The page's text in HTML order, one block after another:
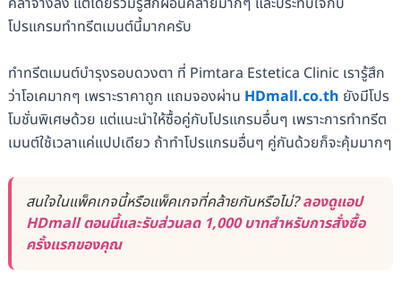
โปรแกรมทำทรีตเมนต์นี้มากครับ
ทำทรีตเมนต์บำรุงรอบดวงตา ที่ Pimtara Estetica Clinic เรารู้สึก
ว่าโอเคมากๆ เพราะราคาถูก แถมจองผ่าน HDmall.co.th ยังมีโปร
โมชั่นพิเศษด้วย แต่แนะนำให้ซื้อคู่กับโปรแกรมอื่นๆ เพราะการทำทรีต
เมนต์ใช้เวลาแค่แปปเดียว ถ้าทำโปรแกรมอื่นๆ คู่กันด้วยก็จะคุ้มมากๆ
สนใจในแพ็คเกจนี้หรือแพ็คเกจที่คล้ายกันหรือไม่?ลองดูแอป
HDmall ตอนนี้และรับส่วนลด 1,000 บาทสำหรับการสั่งซื้อ
ครั้งแรกของคุณ